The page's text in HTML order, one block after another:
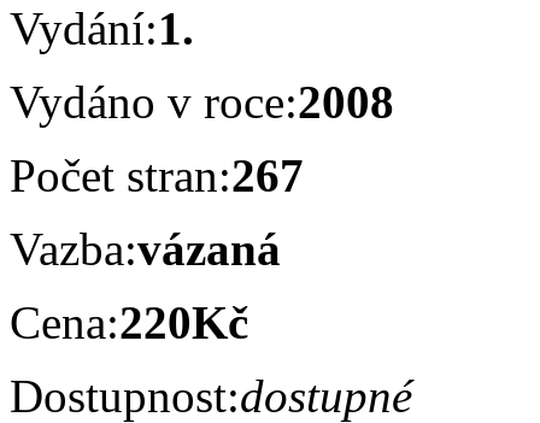
Vydání:1.
Vydáno v roce:2008
Počet stran:267
Vazba:vázaná
Cena:220Kč
Dostupnost:dostupné